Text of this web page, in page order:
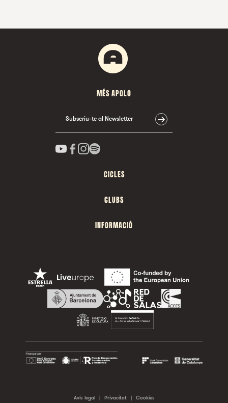
MÉS APOLO
Subscriu-te al Newsletter
CICLES
CLUBS
INFORMACIÓ
Avís legal | Privacitat | Cookies